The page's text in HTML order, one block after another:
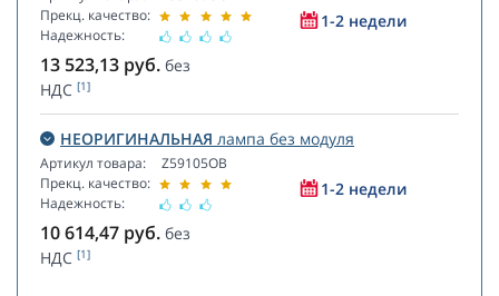
Прекц. качество:
Надежность:
1-2 недели
13 523,13 руб. без
НДС [1]
НЕОРИГИНАЛЬНАЯ лампа без модуля
Артикул товара:
Прекц. качество:
Надежность:
Z59105OB
1-2 недели
10 614,47 руб. без
НДС [1]